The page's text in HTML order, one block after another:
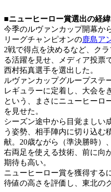
■ニューヒーロー賞選出の経緯
今季のルヴァンカップ開幕か
リーグチャンピオンの鹿島ア
2戦で得点を決めるなど、ク
る活躍を見せ、メディア投票
西村拓真選手を選出した。
ルヴァンカップグループステ
レギュラーに定着し、大会を
という、まさにニューヒーロ
を見せた。
シーズン途中から目覚ましい
う姿勢、相手陣内に切り込む
献。20歳ながら（準決勝時）
右両足を使える技術、前に向
期待も高い。
ニューヒーロー賞を獲得する
待値の高さを評価し、東北の